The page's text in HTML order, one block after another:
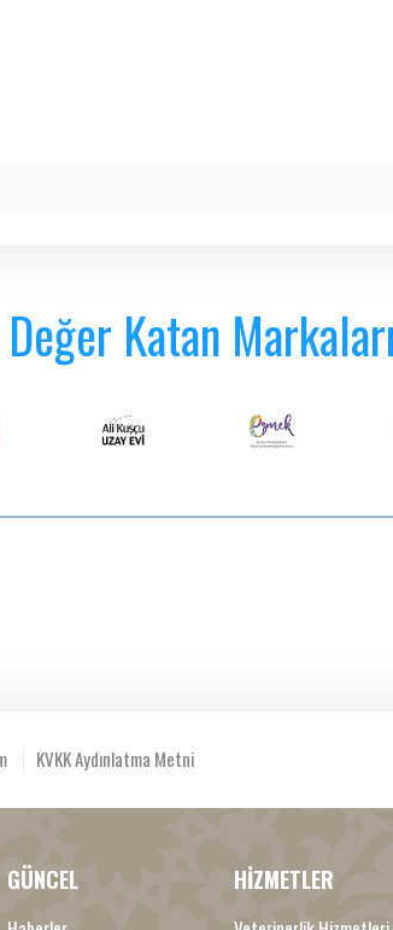
Katan
KVKK Aydınlatma Metni
GÜNCEL HİZMETLER